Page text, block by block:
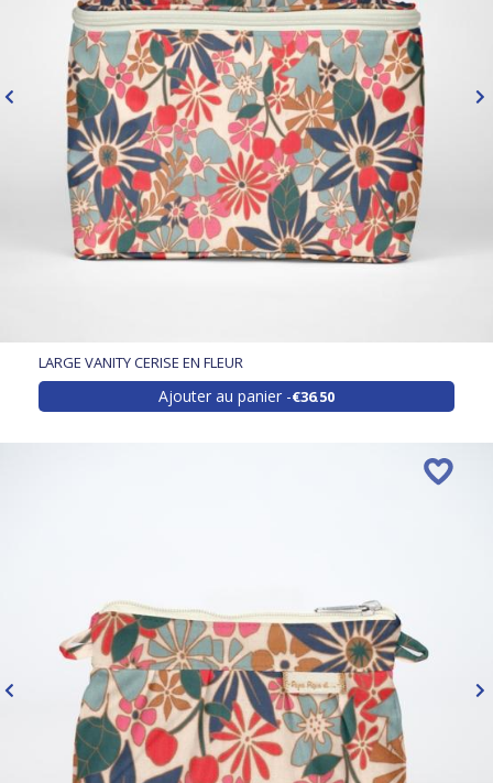
LARGE VANITY CERISE EN FLEUR
Ajouter au panier €36.50